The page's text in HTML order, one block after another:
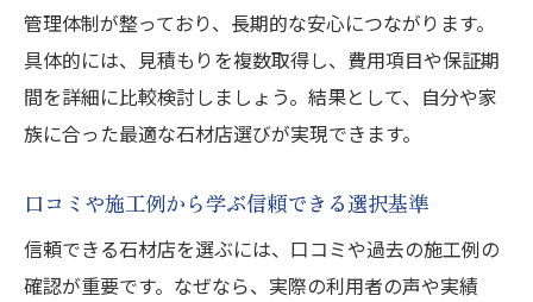
管理体制が整っており、長期的な安心につながります。
具体的には、見積もりを複数取得し、費用項目や保証期
間を詳細に比較検討しましょう。結果として、自分や家
族に合った最適な石材店選びが実現できます。
口コミや施工例から学ぶ信頼できる選択基準
信頼できる石材店を選ぶには、口コミや過去の施工例の
確認が重要です。なぜなら、実際の利用者の声や実績